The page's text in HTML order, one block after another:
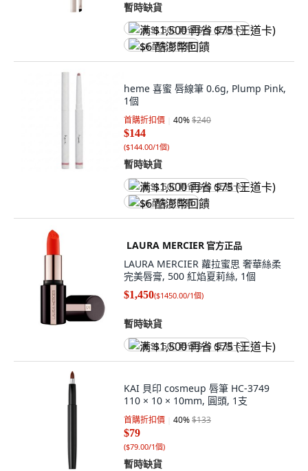
暫時缺貨
满 $1,500 再省 $75 (王道卡)
$6 酷澎幣回饋
heme 喜蜜 唇線筆 0.6g, Plump Pink,
1個
首購折扣價 40%$240
$144
($144.00/1個)
暫時缺貨
满 $1,500 再省 $75 (王道卡)
$6 酷澎幣回饋
LAURA MERCIER 官方正品
LAURA MERCIER 蘿拉蜜思 奢華絲柔
完美唇膏, 500 紅焰夏莉絲, 1個
$1,450($1450.00/1個)
暫時缺貨
满 $1,500 再省 $75 (王道卡)
KAI 貝印 cosmeup 唇筆 HC-3749
110 × 10 × 10mm, 圓頭, 1支
首購折扣價 40%$133
$79
($79.00/1個)
暫時缺貨